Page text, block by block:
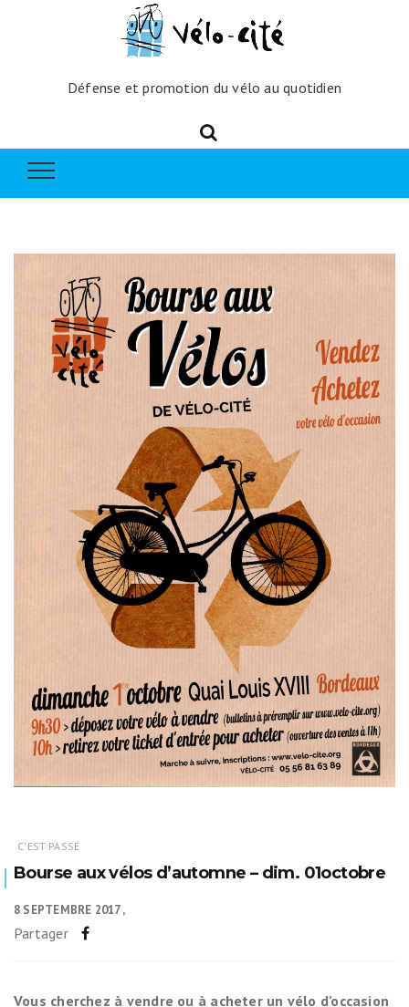
Défense et promotion du vélo au quotidien
C'EST PASSÉ
Bourse aux vélos d’automne – dim. 01octobre
8 SEPTEMBRE 2017
Partager
Vous cherchez à vendre ou à acheter un vélo d’occasion